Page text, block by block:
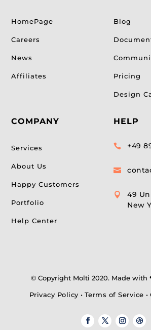
HomePage
Careers
News
Affiliates
COMPANY
Services
About Us
Happy Customers
Portfolio
Help Center
Blog
Pricing
Design
HELP
 +49


49
New
© Copyright Molti 2020. Made with
Privacy Policy • Terms of Service •